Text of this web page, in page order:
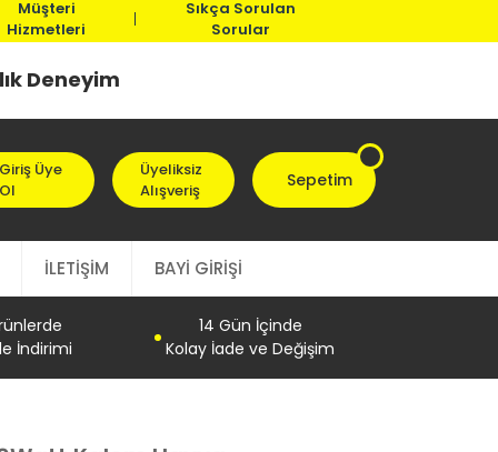
Müşteri
Hizmetleri
Sıkça Sorulan
Sorular
Deneyim
Giriş Üye
Ol
Üyeliksiz
Alışveriş
Sepetim
İLETİŞİM BAYİ GİRİŞİ
İndirimi
14 Gün İçinde
Kolay İade ve Değişim